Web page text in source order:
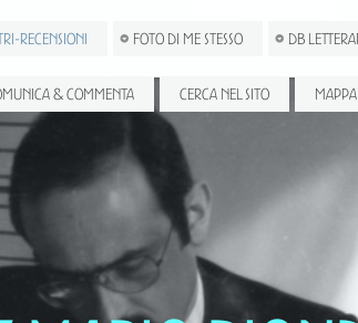
RECENSIONI FOTO DI ME STESSO DB
& COMMENTA CERCA NEL SITO MAPPA